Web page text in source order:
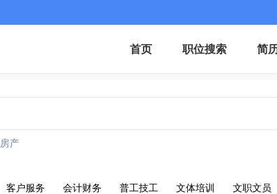
首页 职位搜索 简
房产
客户服务 会计财务 普工技工 文体培训 文职文员